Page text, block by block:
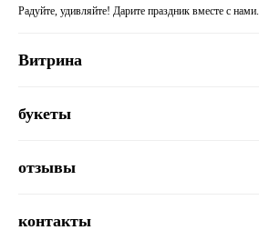
Радуйте, удивляйте! Дарите праздник вместе с нами.
Витрина
букеты
отзывы
контакты